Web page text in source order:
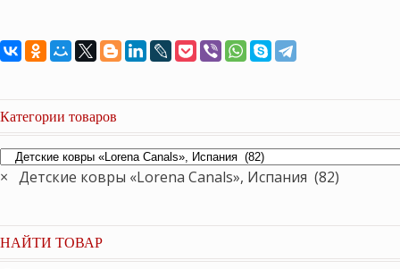
Категории товаров
× Детские ковры «Lorena Canals», Испания (82)
НАЙТИ ТОВАР